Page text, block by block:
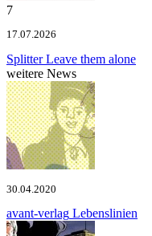
7
17.07.2026
SplitterLeave them alone
weitere News
30.04.2020
avant-verlag Lebenslinien